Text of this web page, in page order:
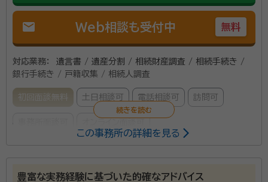
mail Web相談も受付中 無料
対応業務：
遺言書 / 遺産分割 / 相続財産調査 / 相続手続き /
銀行手続き / 戸籍収集 / 相続人調査
初回面談無料 土日相談可 電話相談可 訪問可
大木 進（オオギ ススム）
行政書士
この事務所の詳細を見る
豊富な実務経験に基づいた的確なアドバイス